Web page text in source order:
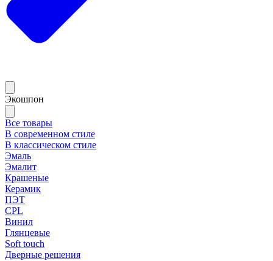
Экошпон
Все товары
В современном стиле
В классическом стиле
Эмаль
Эмалит
Крашеные
Керамик
ПЭТ
CPL
Винил
Глянцевые
Soft touch
Дверные решения